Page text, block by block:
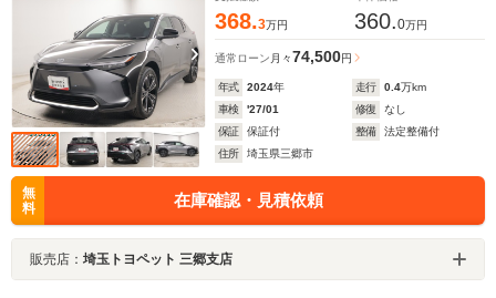
368.3万円 360.0万円
通常ローン 月々74,500円
年式 2024年 走行 0.4万km
車検
'27/01 修復
なし
保証
保証付 整備
法定整備付
住所
埼玉県三郷市
無
料
在庫確認・見積依頼
販売店： 埼玉トヨペット 三郷支店